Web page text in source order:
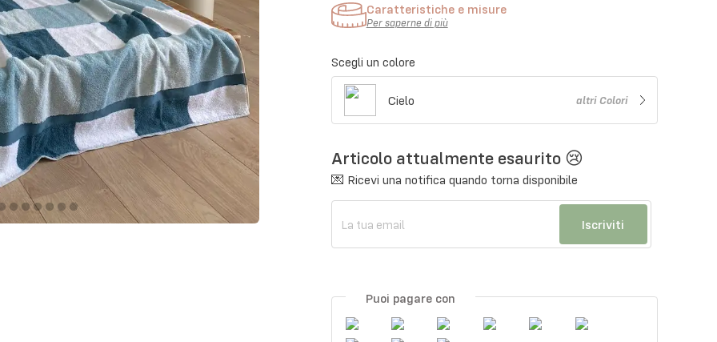
Caratteristiche e misure
Per saperne di più
Scegli un colore
Cielo altriColori
Articolo attualmente esaurito 😢
💌 Ricevi una notifica quando torna disponibile
Iscriviti
Puoi pagare con